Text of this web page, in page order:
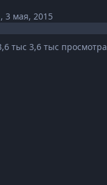
,3 мая, 2015
3,6 тыс просмотра